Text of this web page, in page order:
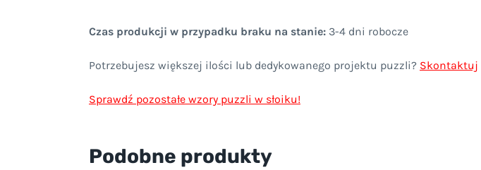
Czas produkcji w przypadku braku na stanie: 3-4 dni robocze
Potrzebujesz większej ilości lub dedykowanego projektu puzzli? Skontaktuj
Sprawdź pozostałe wzory puzzli w słoiku!
Podobne produkty